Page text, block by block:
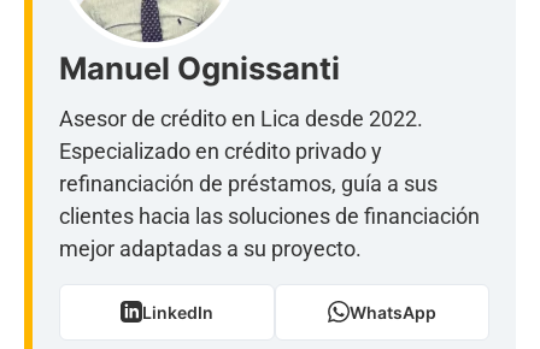
Manuel Ognissanti
Asesor de crédito en Lica desde 2022.
Especializado en crédito privado y
refinanciación de préstamos, guía a sus
clientes hacia las soluciones de financiación
mejor adaptadas a su proyecto.
LinkedIn WhatsApp